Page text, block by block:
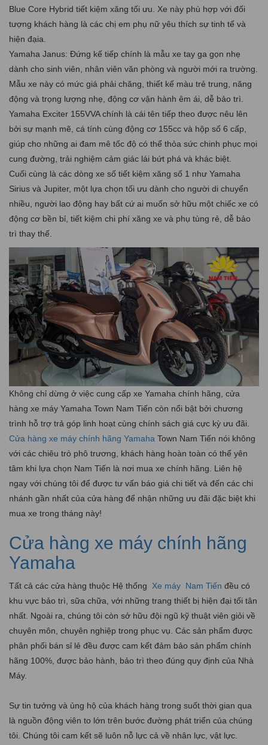
Blue Core Hybrid tiết kiệm xăng tối ưu. Xe này phù hợp với đối
tượng khách hàng là các chị em phụ nữ yêu thích sự tinh tế và
hiện đạia.
Yamaha Janus: Đứng kế tiếp chính là mẫu xe tay ga gọn nhẹ
dành cho sinh viên, nhân viên văn phòng và người mới ra trường.
Mẫu xe này có mức giá phải chăng, thiết kế màu trẻ trung, năng
động và trọng lượng nhẹ, động cơ vận hành êm ái, dễ bảo trì.
Yamaha Exciter 155VVA chính là cái tên tiếp theo được nêu lên
bởi sự mạnh mẽ, cá tính cùng động cơ 155cc và hộp số 6 cấp,
giúp cho những ai đam mê tốc độ có thể thỏa sức chinh phục mọi
cung đường, trải nghiệm cảm giác lái bứt phá và khác biệt.
Cuối cùng là các dòng xe số tiết kiệm xăng số 1 như Yamaha
Sirius và Jupiter, một lựa chọn tối ưu dành cho người di chuyển
nhiều, người lao động hay bất cứ ai muốn sở hữu một chiếc xe có
động cơ bền bỉ, tiết kiệm chi phí xăng xe và phụ tùng rẻ, dễ bảo
trì thay thế.
Không chỉ dừng ở việc cung cấp xe Yamaha chính hãng, cửa
hàng xe máy Yamaha Town Nam Tiến còn nổi bật bởi chương
trình hỗ trợ trả góp linh hoạt cùng chính sách giá cực kỳ ưu đãi.
Cửa hàng xe máy chính hãng Yamaha Town Nam Tiến nói không
với các chiêu trò phô trương, khách hàng hoàn toàn có thể yên
tâm khi lựa chọn Nam Tiến là nơi mua xe chính hãng. Liên hệ
ngay với chúng tôi để được tư vấn báo giá chi tiết và đến các chi
nhánh gần nhất của cửa hàng để nhận những ưu đãi đặc biệt khi
mua xe trong tháng này!
Cửa hàng xe máy chính hãng
Yamaha
Tất cả các cửa hàng thuộc Hệ thống Xe máy Nam Tiến đều có
khu vực bảo trì, sữa chữa, với những trang thiết bị hiện đại tối tân
nhất. Ngoài ra, chúng tôi còn sở hữu đội ngũ kỹ thuật viên giỏi về
chuyên môn, chuyên nghiệp trong phục vụ. Các sản phẩm được
phân phối bán sỉ lẻ đều được cam kết đảm bảo sản phẩm chính
hãng 100%, được bảo hành, bảo trì theo đúng quy định của Nhà
Máy.
Sự tin tưởng và ủng hộ của khách hàng trong suốt thời gian qua
là nguồn động viên to lớn trên bước đường phát triển của chúng
tôi. Chúng tôi cam kết sẽ luôn nỗ lực cả về nhân lực, vật lực.